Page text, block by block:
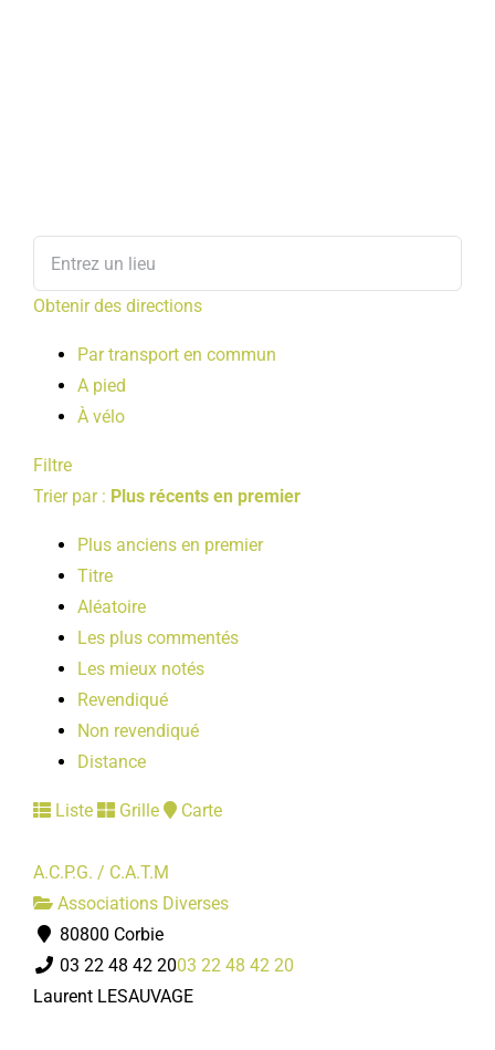
Obtenir des directions
Par transport en commun
A pied
À vélo
Filtre
Trier par : Plus récents en premier
Plus anciens en premier
Titre
Aléatoire
Les plus commentés
Les mieux notés
Revendiqué
Non revendiqué
Distance
Liste Grille Carte
A.C.P.G. / C.A.T.M
Associations Diverses
80800 Corbie
03 22 48 42 2003 22 48 42 20
Laurent LESAUVAGE